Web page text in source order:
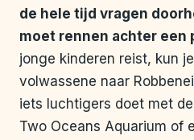
de hele tijd vragen
moet rennen achter een
jonge kinderen reist, kun
volwassene naar
iets luchtigers doet met
Two Oceans Aquarium of